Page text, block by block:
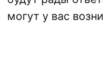
могут у вас